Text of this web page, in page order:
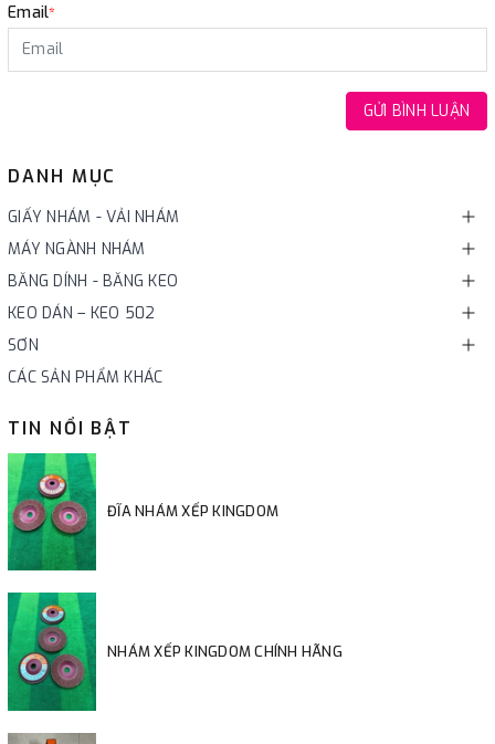
DANH MỤC
GIẤY NHÁM - VẢI NHÁM
MÁY NGÀNH NHÁM
BĂNG DÍNH - BĂNG KEO
KEO DÁN – KEO 502
SƠN
CÁC SẢN PHẨM KHÁC
TIN NỔI BẬT
ĐĨA NHÁM XẾP KINGDOM
NHÁM XẾP KINGDOM CHÍNH HÃNG
Email*
GỬI BÌNH LUẬN